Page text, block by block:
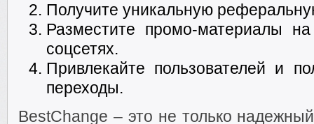
Получите уникальную
Разместите промо-материалы
соцсетях.
Привлекайте пользователей и
переходы.
BestChange – это не только